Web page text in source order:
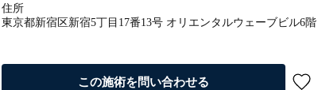
住所
東京都新宿区新宿5丁目17番13号 オリエンタルウェーブビル6階
この施術を問い合わせる